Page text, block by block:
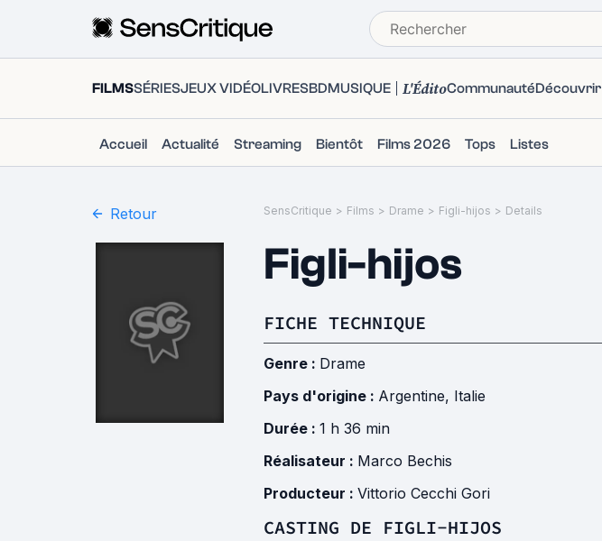
FILMSSÉRIESJEUX VIDÉOLIVRESBDMUSIQUE L'ÉditoCommunautéDécouvrir
Accueil Actualité Streaming Bientôt Films 2026 Tops Listes
Retour SensCritique > Films > Drame > Figli-hijos > Details
Figli-hijos
FICHE TECHNIQUE
Genre : Drame
Pays d'origine : Argentine, Italie
Durée : 1 h 36 min
Réalisateur : Marco Bechis
Producteur : Vittorio Cecchi Gori
CASTING DE FIGLI-HIJOS